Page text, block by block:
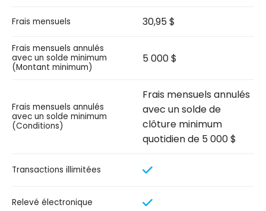
Frais mensuels 30,95 $
Frais mensuels annulés
avec un solde minimum
(Montant minimum)
5 000 $
Frais mensuels annulés
avec un solde minimum
(Conditions)
Frais mensuels annulés
avec un solde de
clôture minimum
quotidien de 5 000 $
Transactions illimitées
Relevé électronique